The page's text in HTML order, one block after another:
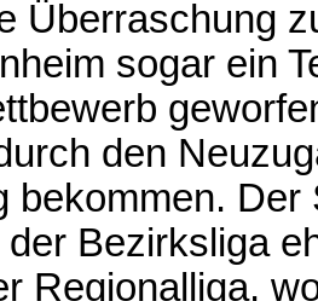
Überraschung
sogar ein
den
bekommen.
der Bezirksliga
Regionalliga,